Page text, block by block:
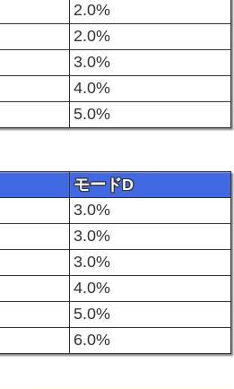
2.0%
2.0%
3.0%
4.0%
5.0%
モードD
3.0%
3.0%
3.0%
4.0%
5.0%
6.0%